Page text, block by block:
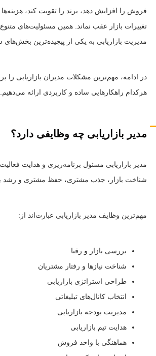
فروش را افزایش دهد، برند را تقویت کند،
تغییرات بازار عقب نماند. همین مسئولیت‌های
مدیریت بازاریابی به یکی از پیچیده‌ترین بخش‌های
در ادامه، مهم‌ترین مشکلات مدیران بازاریابی را
هرکدام راهکارهایی ساده و کاربردی ارائه می‌دهیم.
مدیر بازاریابی چه وظایفی دارد؟
مدیر بازاریابی مسئول برنامه‌ریزی و هدایت
شناخت بازار، جذب مشتری، حفظ مشتری و رشد
مهم‌ترین وظایف مدیر بازاریابی عبارت‌اند از:
بررسی بازار و رقبا
شناخت نیازها و رفتار مشتریان
طراحی استراتژی بازاریابی
انتخاب کانال‌های تبلیغاتی
مدیریت بودجه بازاریابی
هدایت تیم بازاریابی
هماهنگی با واحد فروش